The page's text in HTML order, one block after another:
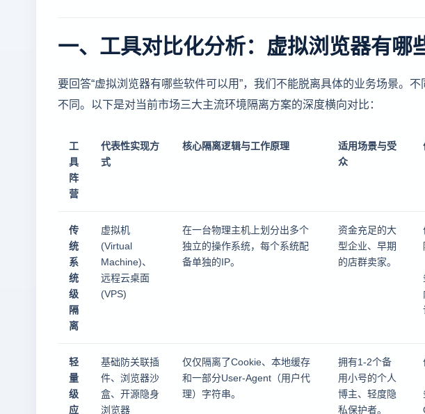
一、工具对比化分析：虚拟浏览器有哪
要回答“虚拟浏览器有哪些软件可以用”，我们不能脱离具体的业务场景。
不同。以下是对当前市场三大主流环境隔离方案的深度横向对比：
工
具
阵
营
代表性实现方
式
核心隔离逻辑与工作原理
适用场景与受
众
传
统
系
统
级
隔
离
虚拟机
(Virtual
Machine)、
远程云桌面
(VPS)
在一台物理主机上划分出多个
独立的操作系统，每个系统配
备单独的IP。
资金充足的大
型企业、早期
的店群卖家。
轻
量
级
应
基础防关联插
件、浏览器沙
盒、开源隐身
浏览器
仅仅隔离了Cookie、本地缓存
和一部分User-Agent（用户代
理）字符串。
拥有1-2个备
用小号的个人
博主、轻度隐
私保护者。